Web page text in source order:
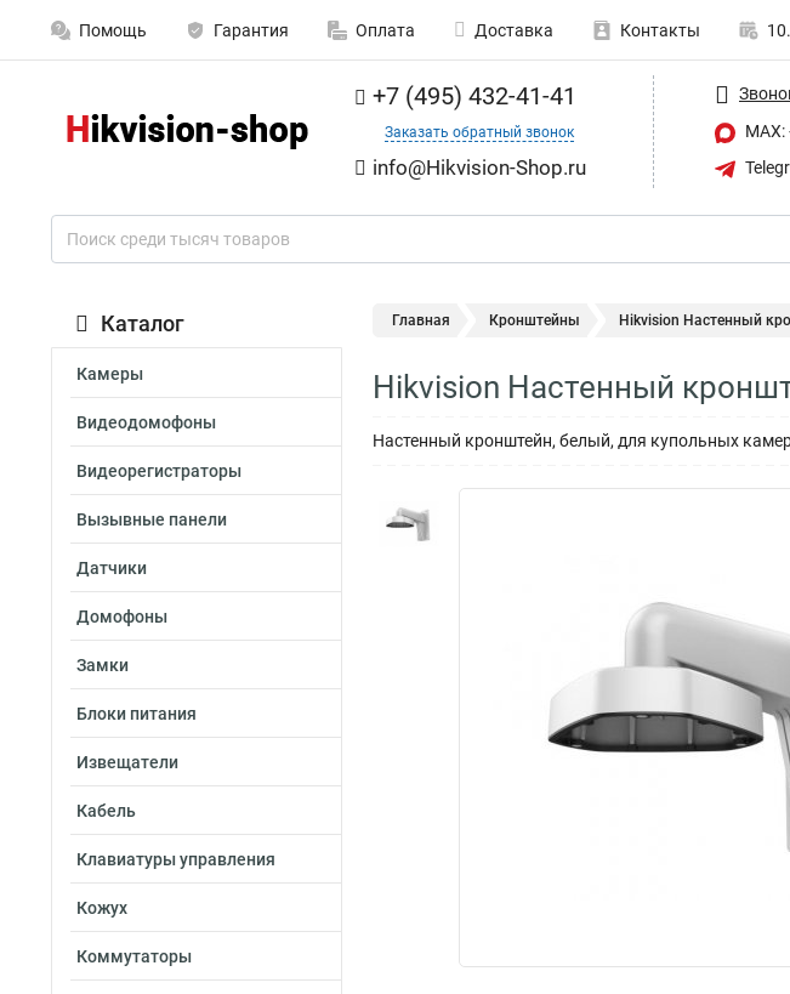
Помощь Гарантия Оплата Доставка Контакты
+7 (495) 432-41-41
Заказать обратный звонок
info@Hikvision-Shop.ru
Каталог
Камеры
Видеодомофоны
Видеорегистраторы
Вызывные панели
Датчики
Домофоны
Замки
Блоки питания
Извещатели
Кабель
Клавиатуры управления
Кожух
Коммутаторы
Главная Кронштейны Hikvision Настенный
Hikvision Настенный
Настенный кронштейн, белый, для купольных